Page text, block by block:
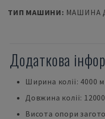
ТИП МАШИНИ: МАШИНА
Додаткова
Ширина колії: 4000
Довжина колії:
Висота опори